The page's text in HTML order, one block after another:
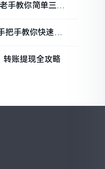
手教你简单三步
把手教你快速查
账提现全攻略